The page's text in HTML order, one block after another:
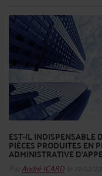
EST-IL INDISPENSABLE
PIÈCES PRODUITES EN
ADMINISTRATIVE
ParAndré ICARDle 19/12/